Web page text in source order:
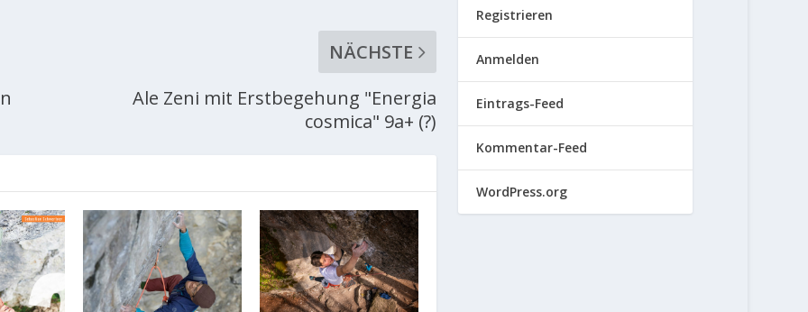
NÄCHSTE
Ale Zeni mit Erstbegehung "Energia
cosmica" 9a+ (?)
Registrieren
Anmelden
Eintrags-Feed
Kommentar-Feed
WordPress.org